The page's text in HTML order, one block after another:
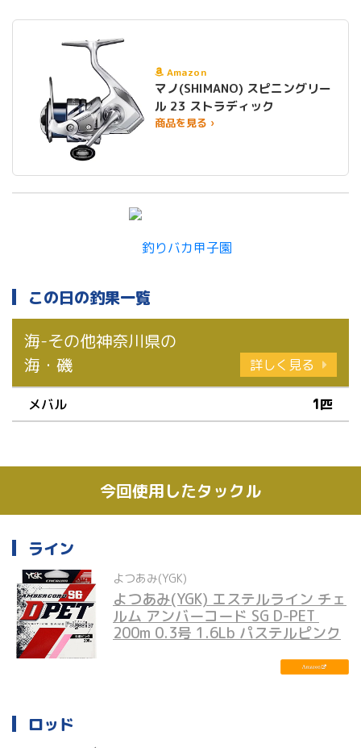
Amazon
マノ(SHIMANO) スピニングリー
ル 23 ストラディック
商品を見る ›
この日の釣果一覧
海-その他神奈川県の
海・磯
詳しく見る
メバル 1匹
今回使用したタックル
ライン
よつあみ(YGK)
よつあみ(YGK) エステルライン チェ
ルム アンバーコード SG D-PET
200m 0.3号 1.6Lb パステルピンク
ロッド